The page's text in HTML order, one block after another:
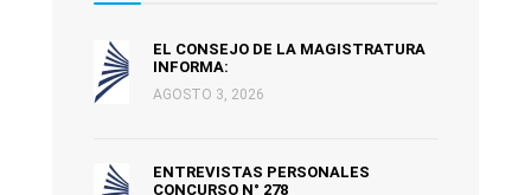
EL CONSEJO DE LA MAGISTRATURA
INFORMA:
AGOSTO 3, 2026
ENTREVISTAS PERSONALES
CONCURSO N° 278